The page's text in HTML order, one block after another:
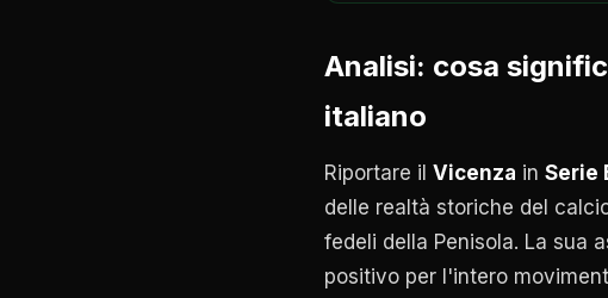
Analisi: cosa
italiano
Riportare il Vicenza in Serie
delle realtà storiche del
fedeli della Penisola. La sua
positivo per l'intero